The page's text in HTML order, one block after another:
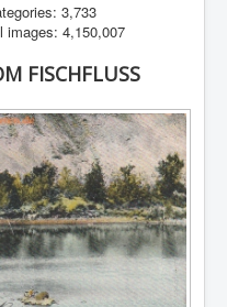
3,733
images: 4,150,007
FISCHFLUSS